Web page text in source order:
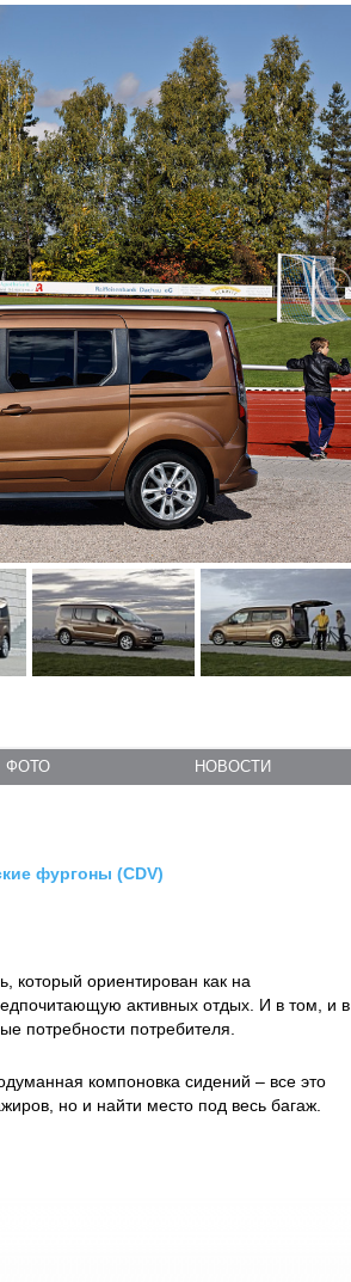
ФОТО НОВОСТИ
фургоны (CDV)
который ориентирован как на
активных отдых. И в том, и в
потребности потребителя.
компоновка сидений – все это
но и найти место под весь багаж.